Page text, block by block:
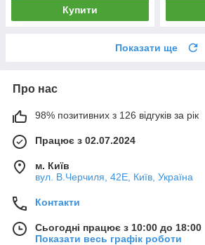
Купити
Показати ще
Про нас
98% позитивних з 126 відгуків за рік
Працює з 02.07.2024
м. Київ
вул. В.Черчиля, 42Е, Київ, Україна
Контакти
Сьогодні працює з 10:00 до 18:00
Показати весь графік роботи